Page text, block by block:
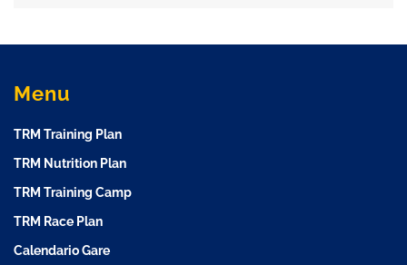
Menu
TRM Training Plan
TRM Nutrition Plan
TRM Training Camp
TRM Race Plan
Calendario Gare